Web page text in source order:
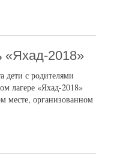
«Яхад-2018»
дети с родителями
лагере «Яхад-2018»
месте, организованном